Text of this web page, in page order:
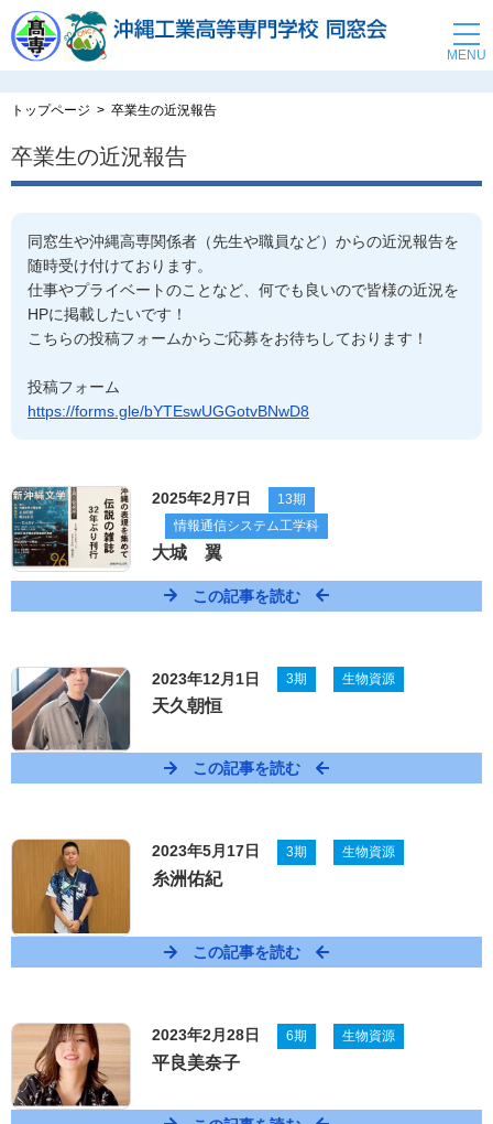
トップページ 卒業生の近況報告
卒業生の近況報告
同窓生や沖縄高専関係者（先生や職員など）からの近況報告を
随時受け付けております。
仕事やプライベートのことなど、何でも良いので皆様の近況を
HPに掲載したいです！
こちらの投稿フォームからご応募をお待ちしております！
投稿フォーム
https://forms.gle/bYTEswUGGotvBNwD8
2025年2月7日
13期
情報通信システム工学科
大城 翼
この記事を読む
2023年12月1日 3期 生物資源
天久朝恒
この記事を読む
2023年5月17日 3期 生物資源
糸洲佑紀
この記事を読む
2023年2月28日 6期 生物資源
平良美奈子